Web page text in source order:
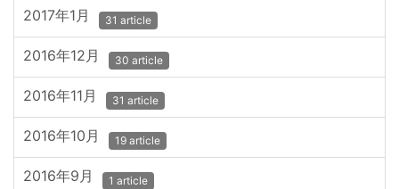
2017年1月 31 article
2016年12月 30 article
2016年11月 31 article
2016年10月 19 article
2016年9月 1 article